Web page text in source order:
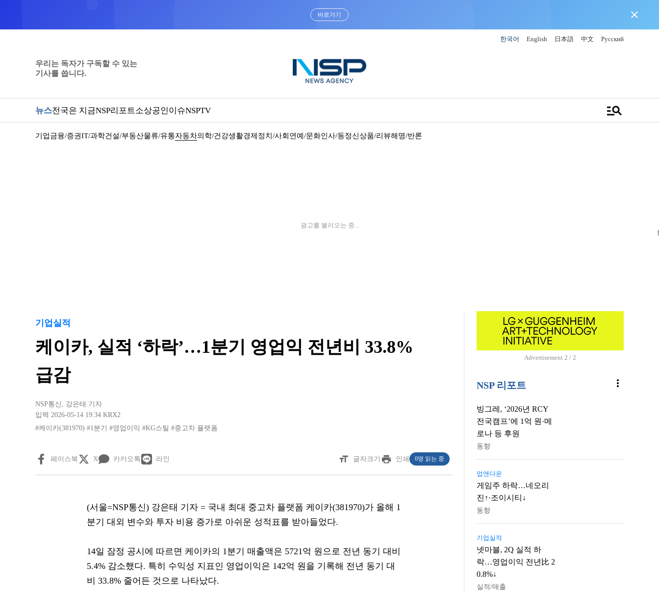
바로가기 close
한국어 English 日本語 中文 Русский
우리는 독자가 구독할 수 있는
기사를 씁니다.
뉴스전국은 지금NSP리포트소상공인이슈NSPTV manage_search
기업금융/증권IT/과학건설/부동산물류/유통자동차의학/건강생활경제 정치/사회 연예/문화인사/동정신상품/리뷰해명/반론
광고를 불러오는 중...
기업실적
케이카, 실적 ‘하락’…1분기 영업익 전년비 33.8%
급감
NSP통신 , 강은태 기자
입력 2026-05-14 19:34 KRX2
#케이카(381970) #1분기 #영업이익 #KG스틸 #중고차 플랫폼
페이스북 X 카카오톡 라인 format_size 글자크기 print 인쇄 0명 읽는 중
(서울=NSP통신) 강은태 기자 = 국내 최대 중고차 플랫폼 케이카(381970)가 올해 1
분기 대외 변수와 투자 비용 증가로 아쉬운 성적표를 받아들었다.
14일 잠정 공시에 따르면 케이카의 1분기 매출액은 5721억 원으로 전년 동기 대비
5.4% 감소했다. 특히 수익성 지표인 영업이익은 142억 원을 기록해 전년 동기 대
비 33.8% 줄어든 것으로 나타났다.
Advertisement 1 / 2
NSP 리포트 more_vert
빙그레, ‘2026년 RCY
전국캠프’에 1억 원·메
로나 등 후원
동향
업앤다운
게임주 하락…네오리
진↑·조이시티↓
동향
기업실적
넷마블, 2Q 실적 하
락…영업이익 전년比 2
0.8%↓
실적/매출